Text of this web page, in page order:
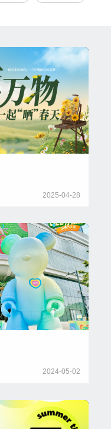
2025-04-28
2024-05-02